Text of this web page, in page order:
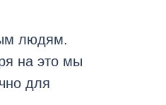
людям.
на это мы
для